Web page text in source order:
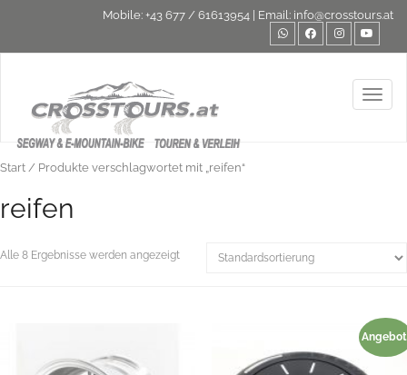
Mobile: +43 677 / 61613954 | Email: info@crosstours.at
Start / Produkte verschlagwortet mit „reifen“
reifen
Alle 8 Ergebnisse werden angezeigt